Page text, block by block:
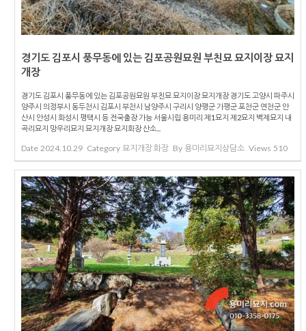
경기도 김포시 풍무동에 있는 김포공원묘원 부친묘 묘지이장 묘지
개장
경기도 김포시 풍무동에 있는 김포공원묘원 부친묘 묘지이장 묘지개장 경기도 고양시 파주시
양주시 의정부시 동두천시 김포시 부천시 남양주시 구리시 양평군 가평군 포천군 연천군 안
산시 안성시 화성시 평택시 등 전국출장 가능 서울시립 용미리 제1묘지 제2묘지 벽제묘지 내
곡리묘지 망우리묘지 묘지개장 묘지화장 산소...
Date 2024.10.29 Category 묘지개장 화장 By 용미리묘지상담소 Views 510